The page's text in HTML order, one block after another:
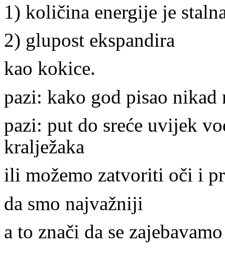
1) količina energije je
2) glupost ekspandira
kao kokice.
pazi: kako god pisao
pazi: put do sreće uvijek
kralježaka
ili možemo zatvoriti oči i
da smo najvažniji
a to znači da se zajebavamo